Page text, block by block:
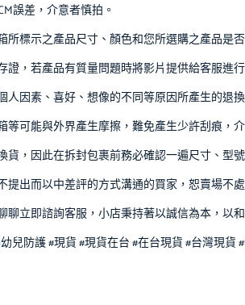
誤差，介意者慎拍。
標示之產品尺寸、顏色和您所選購之產品是
，若產品有質量問題時將影片提供給客服進
因素、喜好、想像的不同等原因所產生的退
可能與外界產生摩擦，難免產生少許刮痕，
，因此在拆封包裹前務必確認一遍尺寸、型
出而以中差評的方式溝通的買家，恕賣場不
聊立即諮詢客服，小店秉持著以誠信為本，
兒防護 #現貨 #現貨在台 #在台現貨 #台灣現